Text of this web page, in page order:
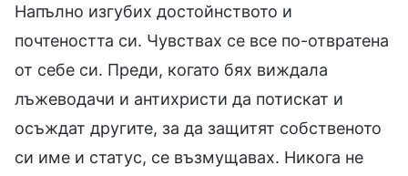
Напълно изгубих достойнството и
почтеността си. Чувствах се все по-отвратена
от себе си. Преди, когато бях виждала
лъжеводачи и антихристи да потискат и
осъждат другите, за да защитят собственото
си име и статус, се възмущавах. Никога не